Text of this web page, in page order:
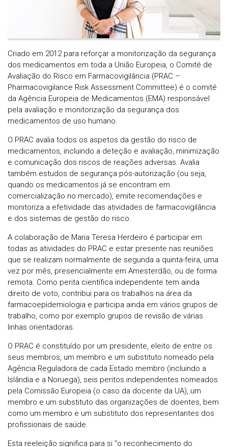
Criado em 2012 para reforçar a monitorização da segurança
dos medicamentos em toda a União Europeia, o Comité de
Avaliação do Risco em Farmacovigilância (PRAC –
Pharmacovigilance Risk Assessment Committee) é o comité
da Agência Europeia de Medicamentos (EMA) responsável
pela avaliação e monitorização da segurança dos
medicamentos de uso humano.
O PRAC avalia todos os aspetos da gestão do risco de
medicamentos, incluindo a deteção e avaliação, minimização
e comunicação dos riscos de reações adversas. Avalia
também estudos de segurança pós-autorização (ou seja,
quando os medicamentos já se encontram em
comercialização no mercado), emite recomendações e
monitoriza a efetividade das atividades de farmacovigilância
e dos sistemas de gestão do risco.
A colaboração de Maria Teresa Herdeiro é participar em
todas as atividades do PRAC e estar presente nas reuniões
que se realizam normalmente de segunda a quinta-feira, uma
vez por mês, presencialmente em Amesterdão, ou de forma
remota. Como perita científica independente tem ainda
direito de voto, contribui para os trabalhos na área da
farmacoepidemiologia e participa ainda em vários grupos de
trabalho, como por exemplo grupos de revisão de várias
linhas orientadoras.
O PRAC é constituído por um presidente, eleito de entre os
seus membros, um membro e um substituto nomeado pela
Agência Reguladora de cada Estado membro (incluindo a
Islândia e a Noruega), seis peritos independentes nomeados
pela Comissão Europeia (o caso da docente da UA), um
membro e um substituto das organizações de doentes, bem
como um membro e um substituto dos representantes dos
profissionais de saúde.
Esta reeleição significa para si "o reconhecimento do